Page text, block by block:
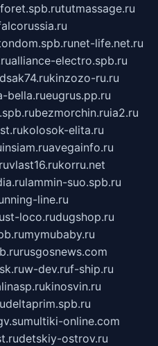
tutmassage.ru
net-life.net.ru
alliance-electro.spb.ru
kinzozo-ru.ru
bella.rueugrus.pp.ru
bezmorchin.ruia2.ru
kolosok-elita.ru
insiam.ruavegainfo.ru
vlast16.rukorru.net
lammin-suo.spb.ru
line.ru
loco.rudugshop.ru
mymubaby.ru
rusgosnews.com
w-dev.ruf-ship.ru
kinosvin.ru
deltaprim.spb.ru
multiki-online.com
detskiy-ostrov.ru